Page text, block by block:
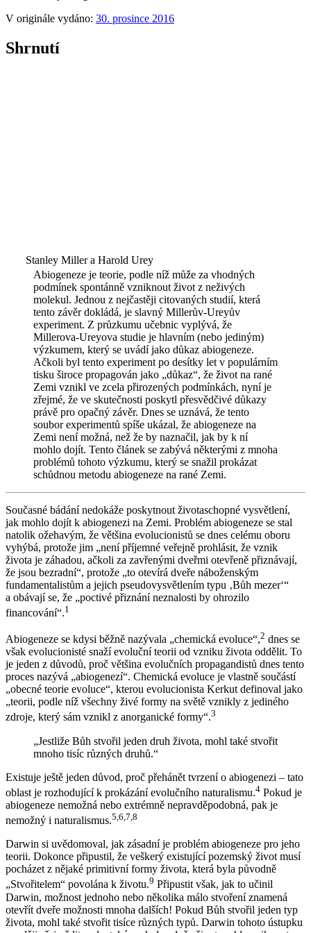
V originále vydáno: 30. prosince 2016
Shrnutí
Stanley Miller a Harold Urey
Abiogeneze je teorie, podle níž může za vhodných
podmínek spontánně vzniknout život z neživých
molekul. Jednou z nejčastěji citovaných studií, která
tento závěr dokládá, je slavný Millerův-Ureyův
experiment. Z průzkumu učebnic vyplývá, že
Millerova-Ureyova studie je hlavním (nebo jediným)
výzkumem, který se uvádí jako důkaz abiogeneze.
Ačkoli byl tento experiment po desítky let v populárním
tisku široce propagován jako „důkaz“, že život na rané
Zemi vznikl ve zcela přirozených podmínkách, nyní je
zřejmé, že ve skutečnosti poskytl přesvědčivé důkazy
právě pro opačný závěr. Dnes se uznává, že tento
soubor experimentů spíše ukázal, že abiogeneze na
Zemi není možná, než že by naznačil, jak by k ní
mohlo dojít. Tento článek se zabývá některými z mnoha
problémů tohoto výzkumu, který se snažil prokázat
schůdnou metodu abiogeneze na rané Zemi.
Současné bádání nedokáže poskytnout životaschopné vysvětlení,
jak mohlo dojít k abiogenezi na Zemi. Problém abiogeneze se stal
natolik ožehavým, že většina evolucionistů se dnes celému oboru
vyhýbá, protože jim „není příjemné veřejně prohlásit, že vznik
života je záhadou, ačkoli za zavřenými dveřmi otevřeně přiznávají,
že jsou bezradní“, protože „to otevírá dveře náboženským
fundamentalistům a jejich pseudovysvětlením typu ‚Bůh mezer‘“
a obávají se, že „poctivé přiznání neznalosti by ohrozilo
financování“.1
Abiogeneze se kdysi běžně nazývala „chemická evoluce“,2 dnes se
však evolucionisté snaží evoluční teorii od vzniku života oddělit. To
je jeden z důvodů, proč většina evolučních propagandistů dnes tento
proces nazývá „abiogenezí“. Chemická evoluce je vlastně součástí
„obecné teorie evoluce“, kterou evolucionista Kerkut definoval jako
„teorii, podle níž všechny živé formy na světě vznikly z jediného
zdroje, který sám vznikl z anorganické formy“.3
„Jestliže Bůh stvořil jeden druh života, mohl také stvořit
mnoho tisíc různých druhů.“
Existuje ještě jeden důvod, proč přehánět tvrzení o abiogenezi – tato
oblast je rozhodující k prokázání evolučního naturalismu.4 Pokud je
abiogeneze nemožná nebo extrémně nepravděpodobná, pak je
nemožný i naturalismus.5 6 7 8
Darwin si uvědomoval, jak zásadní je problém abiogeneze pro jeho
teorii. Dokonce připustil, že veškerý existující pozemský život musí
pocházet z nějaké primitivní formy života, která byla původně
„Stvořitelem“ povolána k životu.9 Připustit však, jak to učinil
Darwin, možnost jednoho nebo několika málo stvoření znamená
otevřít dveře možnosti mnoha dalších! Pokud Bůh stvořil jeden typ
života, mohl také stvořit tisíce různých typů. Darwin tohoto ústupku